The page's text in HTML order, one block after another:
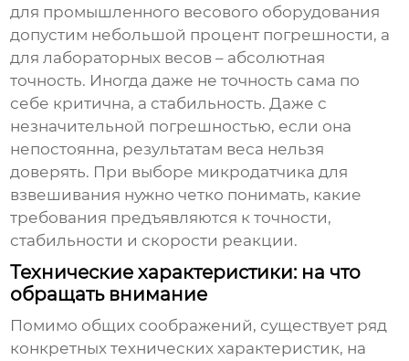
для промышленного весового оборудования
допустим небольшой процент погрешности, а
для лабораторных весов – абсолютная
точность. Иногда даже не точность сама по
себе критична, а стабильность. Даже с
незначительной погрешностью, если она
непостоянна, результатам веса нельзя
доверять. При выборе микродатчика для
взвешивания нужно четко понимать, какие
требования предъявляются к точности,
стабильности и скорости реакции.
Технические характеристики: на что
обращать внимание
Помимо общих соображений, существует ряд
конкретных технических характеристик, на